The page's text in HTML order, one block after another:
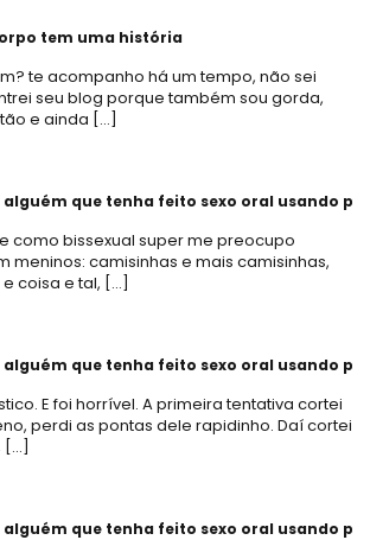
tem uma história
te acompanho há um tempo, não sei
seu blog porque também sou gorda,
e ainda […]
alguém que tenha feito sexo oral usando
como bissexual super me preocupo
meninos: camisinhas e mais camisinhas,
coisa e tal, […]
alguém que tenha feito sexo oral usando
E foi horrível. A primeira tentativa cortei
perdi as pontas dele rapidinho. Daí cortei
[…]
alguém que tenha feito sexo oral usando